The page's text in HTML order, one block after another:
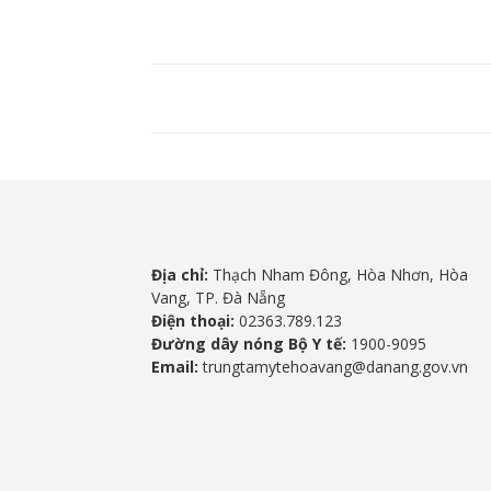
Địa chỉ: Thạch Nham Đông, Hòa Nhơn, Hòa
Vang, TP. Đà Nẵng
Điện thoại: 02363.789.123
Đường dây nóng Bộ Y tế: 1900-9095
Email: trungtamytehoavang@danang.gov.vn